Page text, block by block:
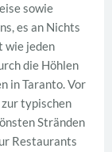
sowie
es an Nichts
wie jeden
die Höhlen
in Taranto. Vor
typischen
Stränden
Restaurants